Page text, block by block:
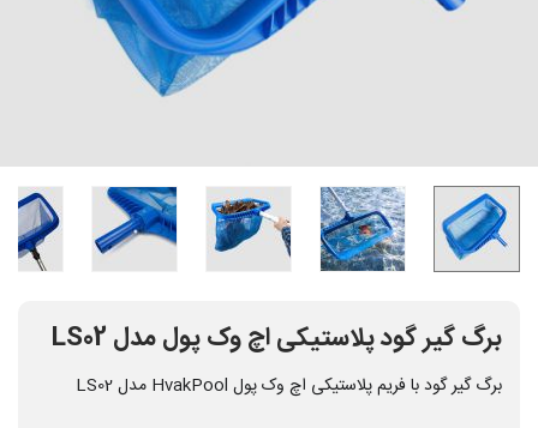
برگ گیر گود پلاستیکی اچ وک پول مدل LS02
برگ گیر گود با فریم پلاستیکی اچ وک پول HvakPool مدل LS02